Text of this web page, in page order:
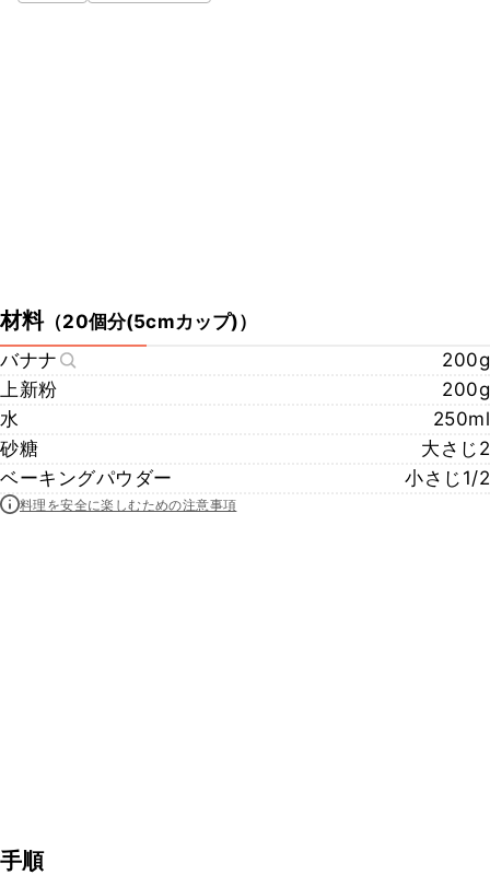
材料（20個分(5cmカップ)）
バナナ
200g
上新粉
200g
水
250ml
砂糖
大さじ2
ベーキングパウダー
小さじ1/2
料理を安全に楽しむための注意事項
手順